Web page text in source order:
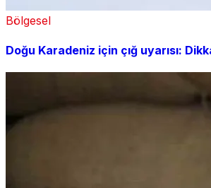
Bölgesel
Doğu Karadeniz için çığ uyarısı: